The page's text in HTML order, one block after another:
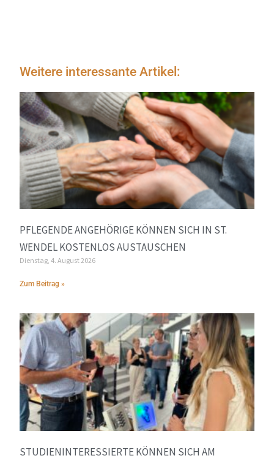
Weitere interessante Artikel:
PFLEGENDE ANGEHÖRIGE KÖNNEN SICH IN ST.
WENDEL KOSTENLOS AUSTAUSCHEN
Dienstag, 4. August 2026
Zum Beitrag »
STUDIENINTERESSIERTE KÖNNEN SICH AM